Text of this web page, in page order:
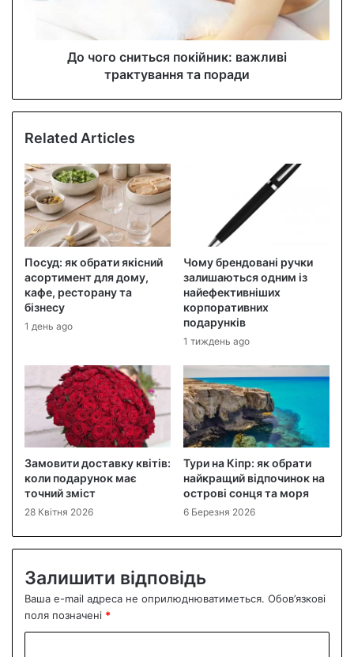
До чого сниться покійник: важливі
трактування та поради
Related Articles
Посуд: як обрати якісний
асортимент для дому,
кафе, ресторану та
бізнесу
1 день ago
Чому брендовані ручки
залишаються одним із
найефективніших
корпоративних
подарунків
1 тиждень ago
Замовити доставку квітів:
коли подарунок має
точний зміст
28 Квітня 2026
Тури на Кіпр: як обрати
найкращий відпочинок на
острові сонця та моря
6 Березня 2026
Залишити відповідь
Ваша e-mail адреса не оприлюднюватиметься. Обов’язкові
поля позначені *